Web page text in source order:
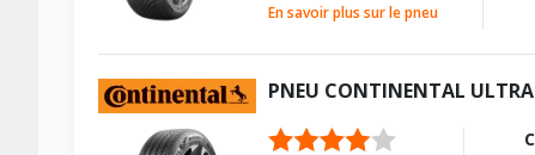
En savoir plus sur le pneu
PNEU CONTINENTAL